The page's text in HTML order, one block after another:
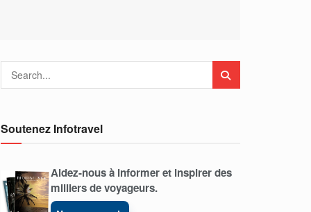
Soutenez Infotravel
Aidez-nous à informer et inspirer des
milliers de voyageurs.